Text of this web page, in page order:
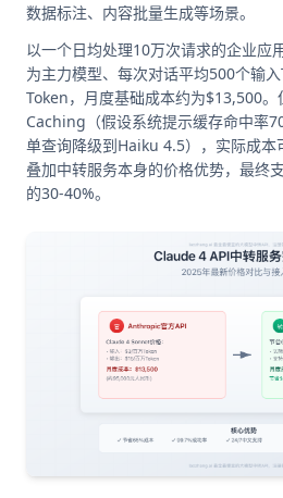
数据标注、内容批量生成等场景。
以一个日均处理10万次请求的企业应
为主力模型、每次对话平均500个输
Token，月度基础成本约为$13,500
Caching（假设系统提示缓存命中率
单查询降级到Haiku 4.5），实际成
叠加中转服务本身的价格优势，最终
的30-40%。